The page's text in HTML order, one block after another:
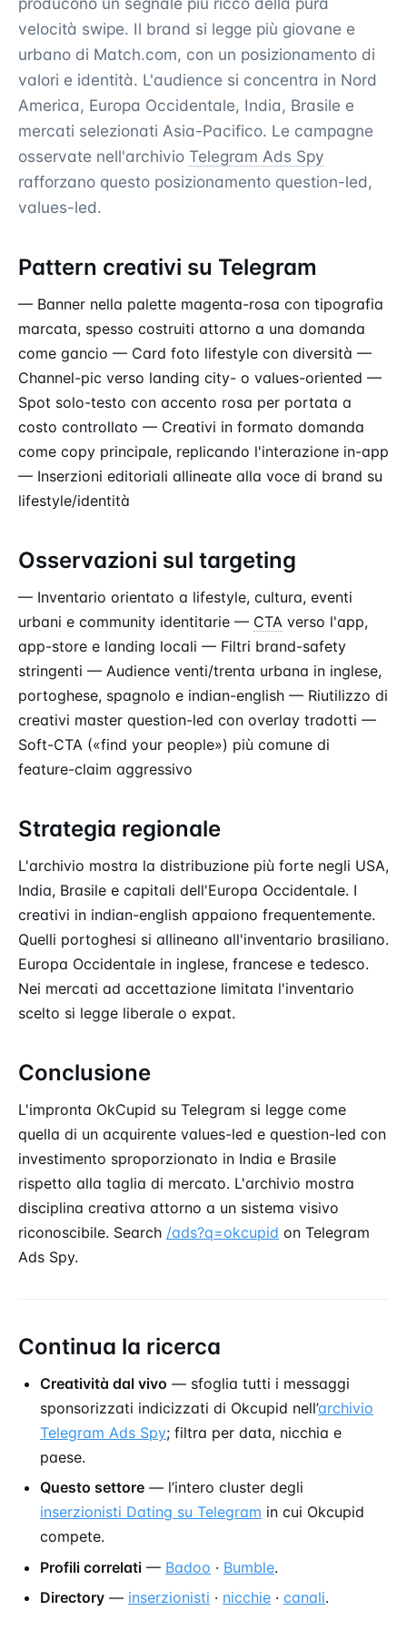
velocità swipe. Il brand si legge più giovane e
urbano di Match.com, con un posizionamento di
valori e identità. L'audience si concentra in Nord
America, Europa Occidentale, India, Brasile e
mercati selezionati Asia-Pacifico. Le campagne
osservate nell'archivio Telegram Ads Spy
rafforzano questo posizionamento question-led,
values-led.
Pattern creativi su Telegram
— Banner nella palette magenta-rosa con tipografia
marcata, spesso costruiti attorno a una domanda
come gancio — Card foto lifestyle con diversità —
Channel-pic verso landing city- o values-oriented —
Spot solo-testo con accento rosa per portata a
costo controllato — Creativi in formato domanda
come copy principale, replicando l'interazione in-app
— Inserzioni editoriali allineate alla voce di brand su
lifestyle/identità
Osservazioni sul targeting
— Inventario orientato a lifestyle, cultura, eventi
urbani e community identitarie — CTA verso l'app,
app-store e landing locali — Filtri brand-safety
stringenti — Audience venti/trenta urbana in inglese,
portoghese, spagnolo e indian-english — Riutilizzo di
creativi master question-led con overlay tradotti —
Soft-CTA («find your people») più comune di
feature-claim aggressivo
Strategia regionale
L'archivio mostra la distribuzione più forte negli USA,
India, Brasile e capitali dell'Europa Occidentale. I
creativi in indian-english appaiono frequentemente.
Quelli portoghesi si allineano all'inventario brasiliano.
Europa Occidentale in inglese, francese e tedesco.
Nei mercati ad accettazione limitata l'inventario
scelto si legge liberale o expat.
Conclusione
L'impronta OkCupid su Telegram si legge come
quella di un acquirente values-led e question-led con
investimento sproporzionato in India e Brasile
rispetto alla taglia di mercato. L'archivio mostra
disciplina creativa attorno a un sistema visivo
riconoscibile. Search /ads?q=okcupid on Telegram
Ads Spy.
Continua la ricerca
Creatività dal vivo — sfoglia tutti i messaggi
sponsorizzati indicizzati di Okcupid nell’archivio
Telegram Ads Spy; filtra per data, nicchia e
paese.
Questo settore — l’intero cluster degli
inserzionisti Dating su Telegram in cui Okcupid
compete.
Profili correlati — Badoo · Bumble.
Directory — inserzionisti · nicchie · canali.